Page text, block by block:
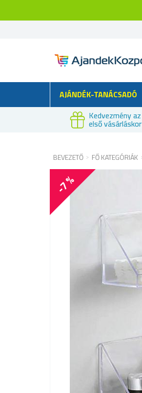
AJÁNDÉK-TANÁCSADÓ
Kedvezmény az
első vásárláskor
BEVEZETŐ FŐ KATEGÓRIÁK
-7 %